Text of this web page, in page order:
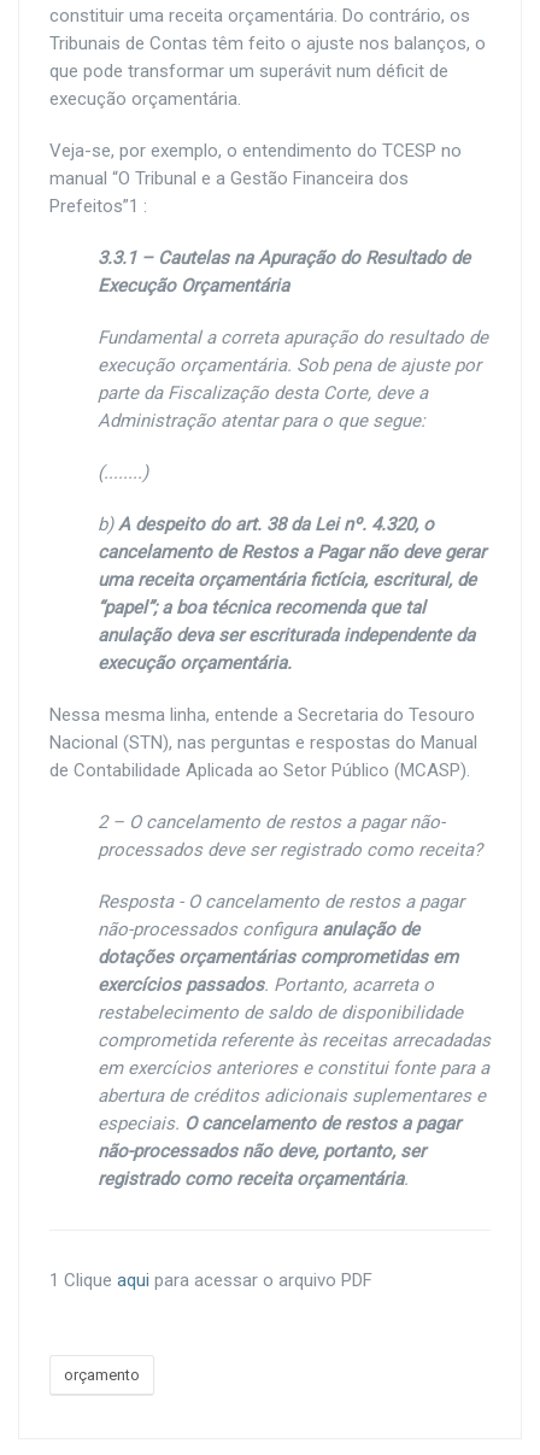
constituir uma receita orçamentária. Do contrário, os
Tribunais de Contas têm feito o ajuste nos balanços, o
que pode transformar um superávit num déficit de
execução orçamentária.
Veja-se, por exemplo, o entendimento do TCESP no
manual “O Tribunal e a Gestão Financeira dos
Prefeitos”1 :
3.3.1 – Cautelas na Apuração do Resultado de
Execução Orçamentária
Fundamental a correta apuração do resultado de
execução orçamentária. Sob pena de ajuste por
parte da Fiscalização desta Corte, deve a
Administração atentar para o que segue:
(........)
b)A despeito do art. 38 da Lei nº. 4.320, o
cancelamento de Restos a Pagar não deve gerar
uma receita orçamentária fictícia, escritural, de
“papel”; a boa técnica recomenda que tal
anulação deva ser escriturada independente da
execução orçamentária.
Nessa mesma linha, entende a Secretaria do Tesouro
Nacional (STN), nas perguntas e respostas do Manual
de Contabilidade Aplicada ao Setor Público (MCASP).
2 – O cancelamento de restos a pagar não-
processados deve ser registrado como receita?
Resposta - O cancelamento de restos a pagar
não-processados configura anulação de
dotações orçamentárias comprometidas em
exercícios passados. Portanto, acarreta o
restabelecimento de saldo de disponibilidade
comprometida referente às receitas arrecadadas
em exercícios anteriores e constitui fonte para a
abertura de créditos adicionais suplementares e
especiais. O cancelamento de restos a pagar
não-processados não deve, portanto, ser
registrado como receita orçamentária.
1 Clique aqui para acessar o arquivo PDF
orçamento